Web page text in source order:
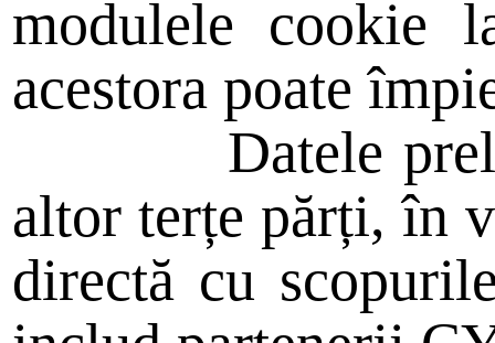
modulele cookie
acestora poate
Datele
altor terțe părți, în
directă cu